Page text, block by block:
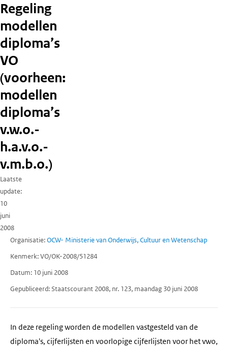
Regeling
modellen
diploma’s
VO
(voorheen:
modellen
diploma’s
v.w.o.-
h.a.v.o.-
v.m.b.o.)
Laatste
update
10
juni
2008
Organisatie OCW- Ministerie van Onderwijs, Cultuur en Wetenschap
Kenmerk VO/OK-2008/51284
Datum 10 juni 2008
Gepubliceerd Staatscourant 2008, nr. 123, maandag 30 juni 2008
In deze regeling worden de modellen vastgesteld van de
diploma's, cijferlijsten en voorlopige cijferlijsten voor het vwo,